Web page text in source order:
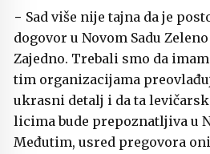
− Sad više nije tajna da je
dogovor u Novom Sadu
Zajedno. Trebali smo da
tim organizacijama
ukrasni detalj i da ta
licima bude prepoznatljiva u
Međutim, usred pregovora